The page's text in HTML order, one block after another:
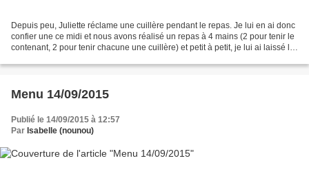
Depuis peu, Juliette réclame une cuillère pendant le repas. Je lui en ai donc
confier une ce midi et nous avons réalisé un repas à 4 mains (2 pour tenir le
contenant, 2 pour tenir chacune une cuillère) et petit à petit, je lui ai laissé le
Menu 14/09/2015
Publié le 14/09/2015 à 12:57
Par Isabelle (nounou)